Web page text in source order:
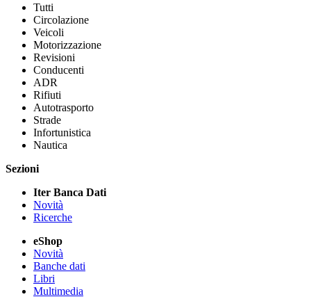
Tutti
Circolazione
Veicoli
Motorizzazione
Revisioni
Conducenti
ADR
Rifiuti
Autotrasporto
Strade
Infortunistica
Nautica
Sezioni
Iter Banca Dati
Novità
Ricerche
eShop
Novità
Banche dati
Libri
Multimedia